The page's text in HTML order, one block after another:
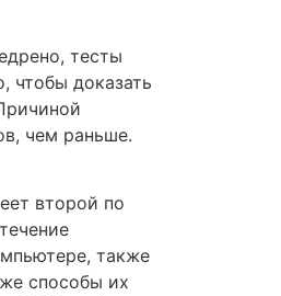
тесты
чтобы доказать
чем раньше.
второй по
также
способы их